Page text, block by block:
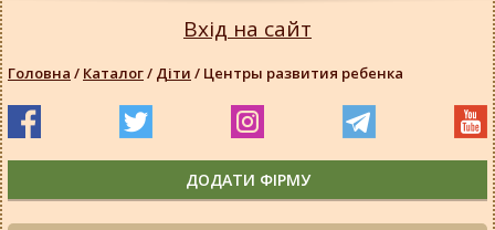
Вхід на сайт
Головна / Каталог/ Діти / Центры развития ребенка
ДОДАТИ ФІРМУ